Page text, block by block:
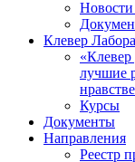
Новости
Клевер
лучшие
Курсы
Документы
Направления
Реестр